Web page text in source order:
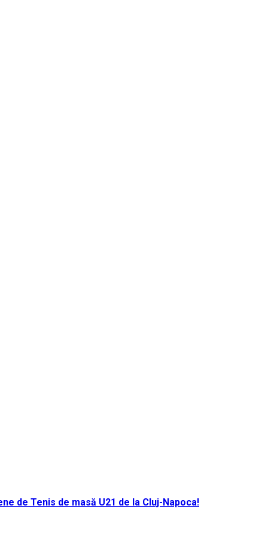
de Tenis de masă U21 de la Cluj-Napoca!